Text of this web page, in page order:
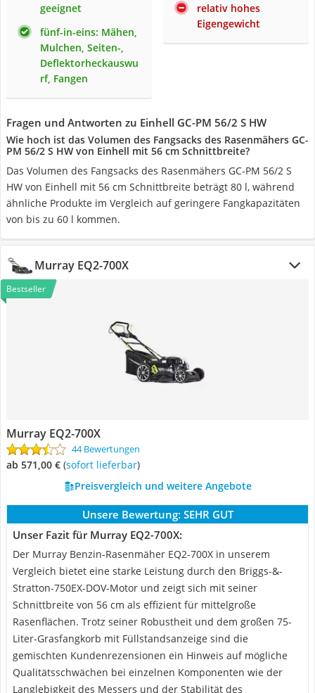
geeignet
fünf-in-eins: Mähen,
Mulchen, Seiten-,
Deflektorheckauswu
rf, Fangen
relativ hohes
Eigengewicht
Fragen und Antworten zu Einhell GC-PM 56/2 S HW
Wie hoch ist das Volumen des Fangsacks des Rasenmähers GC-
PM 56/2 S HW von Einhell mit 56 cm Schnittbreite?
Das Volumen des Fangsacks des Rasenmähers GC-PM 56/2 S
HW von Einhell mit 56 cm Schnittbreite beträgt 80 l, während
ähnliche Produkte im Vergleich auf geringere Fangkapazitäten
von bis zu 60 l kommen.
Murray EQ2-700X
Bestseller
Murray EQ2-700X
44 Bewertungen
ab 571,00 € ( Sofort lieferbar)
Preisvergleich und weitere Angebote
Unsere Bewertung: SEHR GUT
Unser Fazit für Murray EQ2-700X:
Der Murray Benzin-Rasenmäher EQ2-700X in unserem
Vergleich bietet eine starke Leistung durch den Briggs-&-
Stratton-750EX-DOV-Motor und zeigt sich mit seiner
Schnittbreite von 56 cm als effizient für mittelgroße
Rasenflächen. Trotz seiner Robustheit und dem großen 75-
Liter-Grasfangkorb mit Füllstandsanzeige sind die
gemischten Kundenrezensionen ein Hinweis auf mögliche
Qualitätsschwächen bei einzelnen Komponenten wie der
Langlebigkeit des Messers und der Stabilität des